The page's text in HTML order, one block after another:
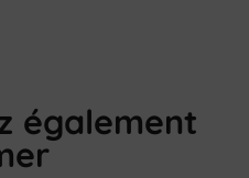
également